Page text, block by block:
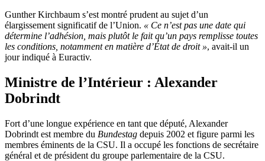
Gunther Kirchbaum s’est montré prudent au sujet d’un
élargissement significatif de l’Union. « Ce n’est pas une date qui
détermine l’adhésion, mais plutôt le fait qu’un pays remplisse toutes
les conditions, notamment en matière d’État de droit », avait-il un
jour indiqué à Euractiv.
Ministre de l’Intérieur : Alexander
Dobrindt
Fort d’une longue expérience en tant que député, Alexander
Dobrindt est membre du Bundestag depuis 2002 et figure parmi les
membres éminents de la CSU. Il a occupé les fonctions de secrétaire
général et de président du groupe parlementaire de la CSU.